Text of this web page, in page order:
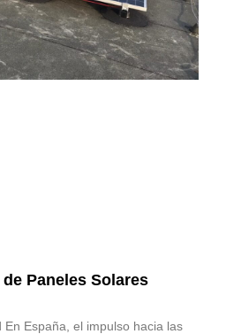
Paneles Solares
España, el impulso hacia las